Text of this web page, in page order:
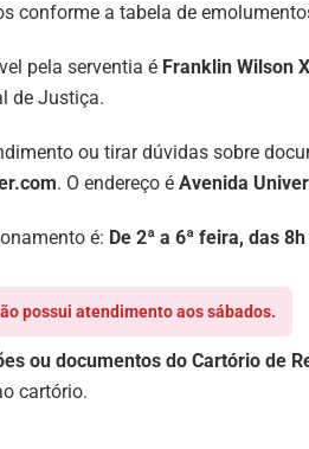
conforme a tabela de
pela serventia é Franklin Wilson
de Justiça.
ou tirar dúvidas sobre
. O endereço é Avenida
é: De 2ª a 6ª feira, das
possui atendimento aos sábados.
ou documentos do Cartório de
cartório.